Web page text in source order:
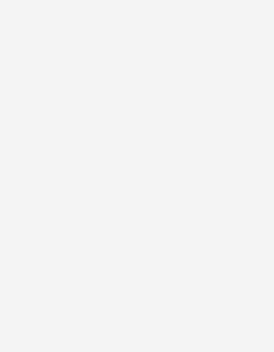
vereinbaren
einem anderen Thema persönlich beraten lassen?
vereinbaren.